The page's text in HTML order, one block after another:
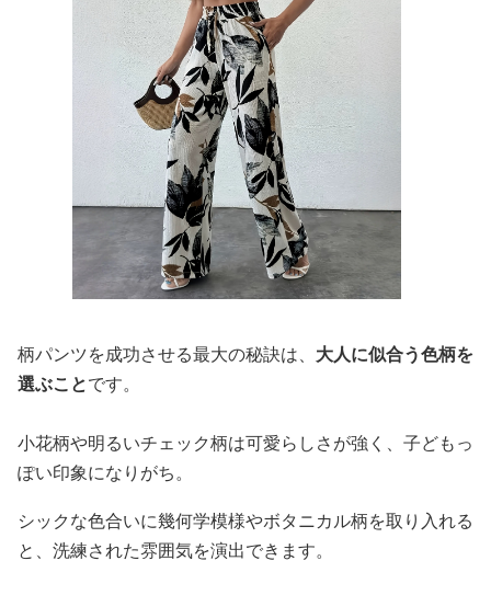
柄パンツを成功させる最大の秘訣は、 大人に似合う色柄を
選ぶことです。
小花柄や明るいチェック柄は可愛らしさが強く、子どもっ
ぽい印象になりがち。
シックな色合いに幾何学模様やボタニカル柄を取り入れる
と、洗練された雰囲気を演出できます。